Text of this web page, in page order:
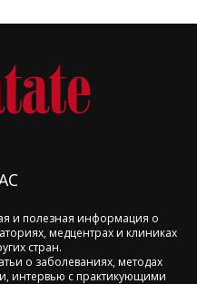
и полезная информация о
медцентрах и клиниках
стран.
о заболеваниях, методах
интервью с практикующими